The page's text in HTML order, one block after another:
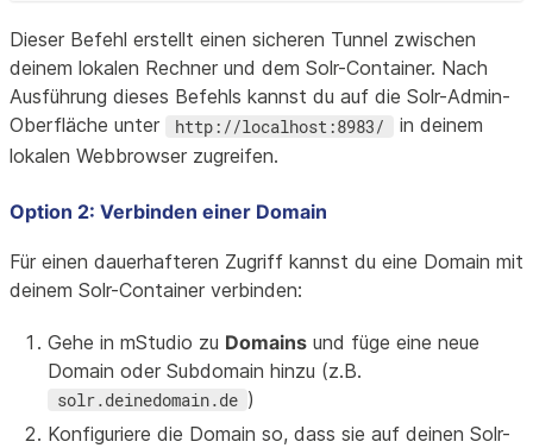
Dieser Befehl erstellt einen sicheren Tunnel zwischen
deinem lokalen Rechner und dem Solr-Container. Nach
Ausführung dieses Befehls kannst du auf die Solr-Admin-
Oberfläche unter
http://localhost:8983/
in deinem
lokalen Webbrowser zugreifen.
Option 2: Verbinden einer Domain
Für einen dauerhafteren Zugriff kannst du eine Domain mit
deinem Solr-Container verbinden:
Gehe in mStudio zu Domains und füge eine neue
Domain oder Subdomain hinzu (z.B.
solr.deinedomain.de )
Konfiguriere die Domain so, dass sie auf deinen Solr-